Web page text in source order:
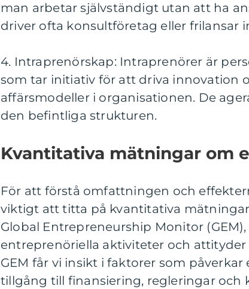
man arbetar självständigt utan att ha
driver ofta konsultföretag eller frilansar
4. Intraprenörskap: Intraprenörer är
som tar initiativ för att driva innovation
affärsmodeller i organisationen. De
den befintliga strukturen.
Kvantitativa mätningar om
För att förstå omfattningen och
viktigt att titta på kvantitativa
Global Entrepreneurship Monitor
entreprenöriella aktiviteter och attityder
GEM får vi insikt i faktorer som
tillgång till finansiering, regleringar och